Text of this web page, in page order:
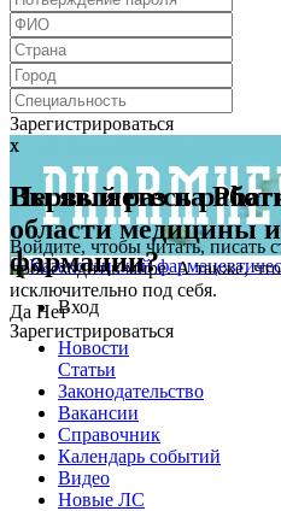
Зарегистрироваться
x
Первый раз на
Войдите, чтобы читать, писать
происходит в мире. А также,
исключительно под себя.
Зарегистрироваться
x
Вы являетесь
области медицины и
фармации?
Да НетВход
Новости
Статьи
Законодательство
Вакансии
Справочник
Календарь событий
Видео
Новые ЛС